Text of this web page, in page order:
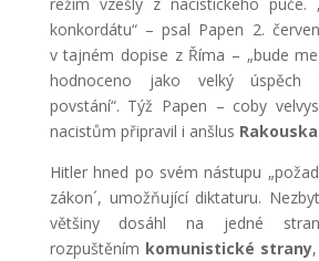
režim vzešlý z nacistického puče.
konkordátu“ – psal Papen 2.
v tajném dopise z Říma – „bude
hodnoceno jako velký úspěch
povstání“. Týž Papen – coby
nacistům připravil i anšlus Rakouska
Hitler hned po svém nástupu
zákon´, umožňující diktaturu.
většiny dosáhl na jedné
rozpuštěním komunistické strany